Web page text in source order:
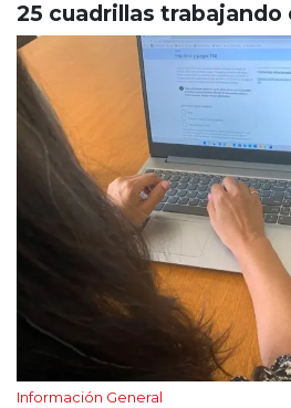
25 cuadrillas
Información General